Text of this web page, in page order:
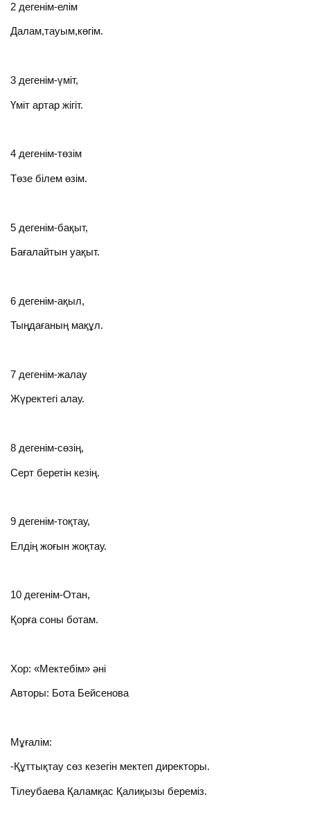
2 дегенім-елім
Далам,тауым,көгім.
3 дегенім-үміт,
Үміт артар жігіт.
4 дегенім-төзім
Төзе білем өзім.
5 дегенім-бақыт,
Бағалайтын уақыт.
6 дегенім-ақыл,
Тыңдағаның мақұл.
7 дегенім-жалау
Жүректегі алау.
8 дегенім-сөзің,
Серт беретін кезің.
9 дегенім-тоқтау,
Елдің жоғын жоқтау.
10 дегенім-Отан,
Қорға соны ботам.
Хор: «Мектебім» әні
Авторы: Бота Бейсенова
Мұғалім:
-Құттықтау сөз кезегін мектеп директоры.
Тілеубаева Қаламқас Қалиқызы береміз.